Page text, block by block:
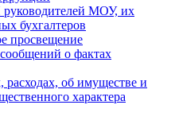
МОУ, их
бухгалтеров
просвещение
о фактах
расходах, об имуществе и
характера